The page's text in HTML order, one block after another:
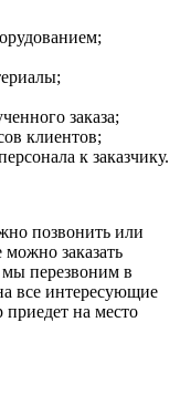
заказа;
клиентов;
к заказчику.
позвонить или
заказать
перезвоним в
все интересующие
на место